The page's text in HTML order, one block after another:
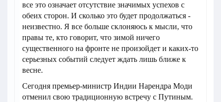
все это означает отсутствие значимых успехов с
обеих сторон. И сколько это будет продолжаться -
неизвестно. Я все больше склоняюсь к мысли, что
правы те, кто говорит, что зимой ничего
существенного на фронте не произойдет и каких-то
серьезных событий следует ждать лишь ближе к
весне.
Сегодня премьер-министр Индии Нарендра Моди
отменил свою традиционную встречу с Путиным.